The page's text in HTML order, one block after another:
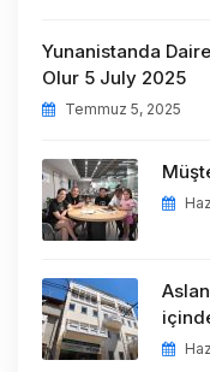
Yunanistanda
Olur 5 July 2025
Temmuz 5, 2025